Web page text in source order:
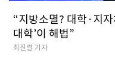
“지방소멸? 대학·지
대학’이 해법”
최진렬 기자